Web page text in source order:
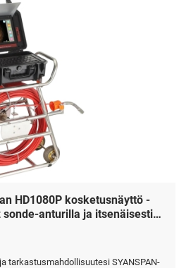
HD1080P kosketusnäyttö -
anturilla ja itsenäisesti
tarkastusmahdollisuutesi SYANSPAN-